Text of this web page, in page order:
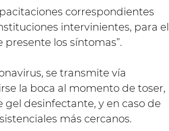
correspondientes
intervinientes, para el
los síntomas”.
se transmite vía
la boca al momento de toser,
gel desinfectante, y en caso de
más cercanos.